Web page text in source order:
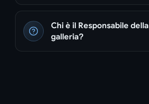
Chi è il Responsabile della
galleria?